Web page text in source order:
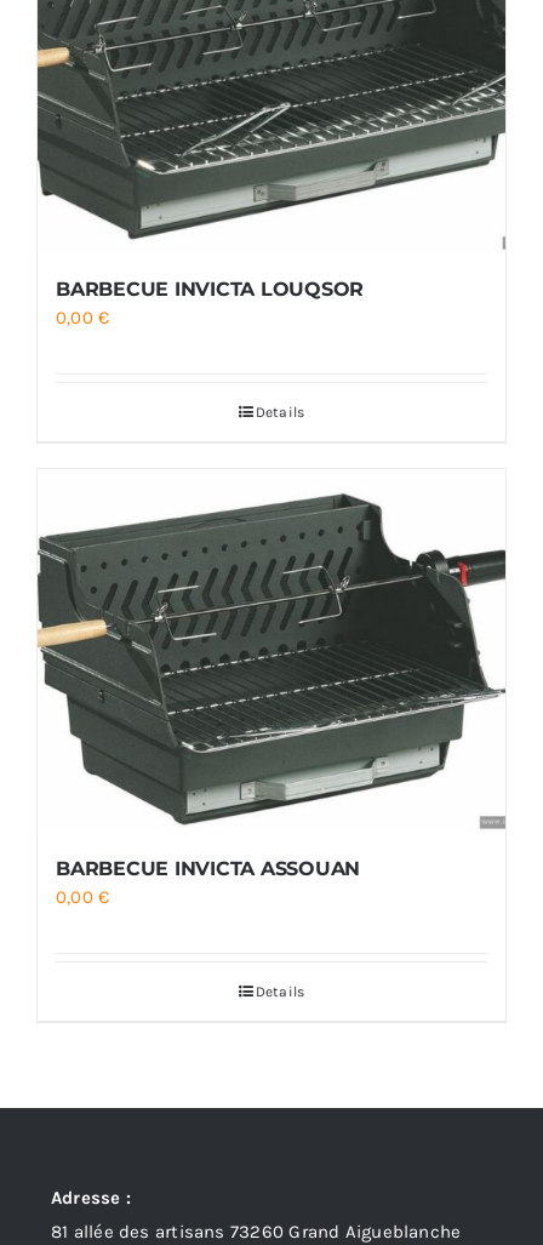
BARBECUE INVICTA LOUQSOR
0,00€
Details
BARBECUE INVICTA ASSOUAN
0,00€
Details
Adresse :
81 allée des artisans 73260 Grand Aigueblanche